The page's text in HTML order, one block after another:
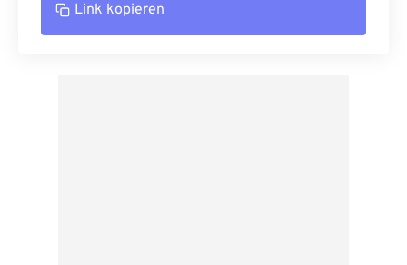
Link kopieren